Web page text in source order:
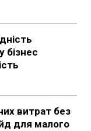
бізнес
витрат без
для малого